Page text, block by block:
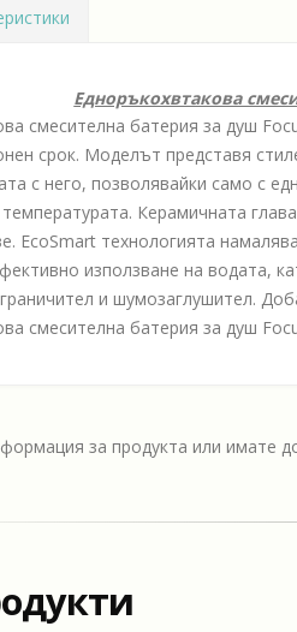
Едноръкохвтакова
смесителна батерия за душ
срок. Моделът представя
с него, позволявайки само с
Керамичната
EcoSmart технологията
използване на водата,
и шумозаглушител.
смесителна батерия за душ
за продукта или имате